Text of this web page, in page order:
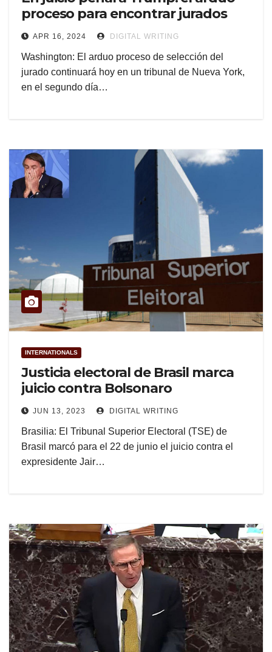
proceso para encontrar jurados
APR 16, 2024 DIGITAL WRITING
Washington: El arduo proceso de selección del
jurado continuará hoy en un tribunal de Nueva York,
en el segundo día…
INTERNATIONALS
Justicia electoral de Brasil marca
juicio contra Bolsonaro
JUN 13, 2023 DIGITAL WRITING
Brasilia: El Tribunal Superior Electoral (TSE) de
Brasil marcó para el 22 de junio el juicio contra el
expresidente Jair…